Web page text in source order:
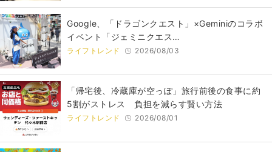
Google、「ドラゴンクエスト」×Geminiのコラボ
イベント「ジェミニクエス…
ライフトレンド 2026/08/03
「帰宅後、冷蔵庫が空っぽ」旅行前後の食事に約
5割がストレス 負担を減らす賢い方法
ライフトレンド 2026/08/01